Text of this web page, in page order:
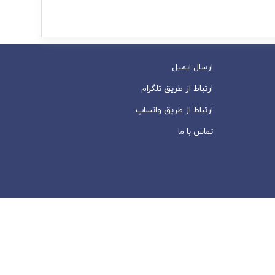
ارسال ایمیل
ارتباط از طریق تلگرام
ارتباط از طریق واتساپ
تماس با ما